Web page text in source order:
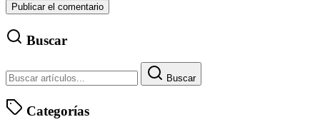
Buscar
Buscar
Categorías